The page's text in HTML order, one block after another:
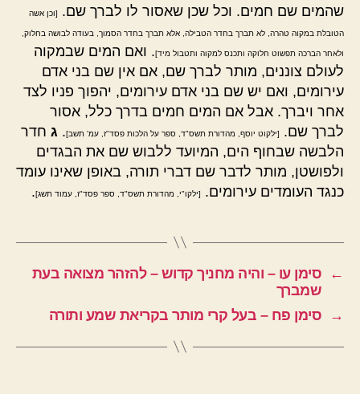
שהמים שם חמים. וכל שכן שאסור לו לברך שם.
[וכן אשה
הטובלת במקוה טהרה, לא תברך בחדר הטבילה, אלא תברך בחדר הסמוך, בעודה לבושה בחלוק,
ולאחר הברכה תפשוט חלוקה ותכנס למקוה ותטבול מיד]. ואם המים שבמקוה
לעולם צוננים, מותר לברך שם, אם אין שם בני אדם
עירומים, ואם יש שם בני אדם עירומים, יהפוך פניו לצד
אחר ויברך. אבל אם המים חמים בדרך כלל, אסור
לברך שם.
[ילקוט יוסף, מהדורת תשס"ד, ספר על הלכות פסד"ז, עמ' תשב]. ג חדר
הלבשה שבחוף הים, המיועד ללבוש שם את הבגדים
ולפושטן, מותר לדבר שם דברי תורה, באופן שאינו עומד
כנגד העומדים עירומים.
[ילקו"י, מהדורת תשס"ד, ספר פסד"ז, עמוד תשג].
←
סימן עו – והיה מחניך קדוש – להזהר מצואה בעת
שמברך
→
סימן פח – בעל קרי מותר בקריאת שמע ותורה